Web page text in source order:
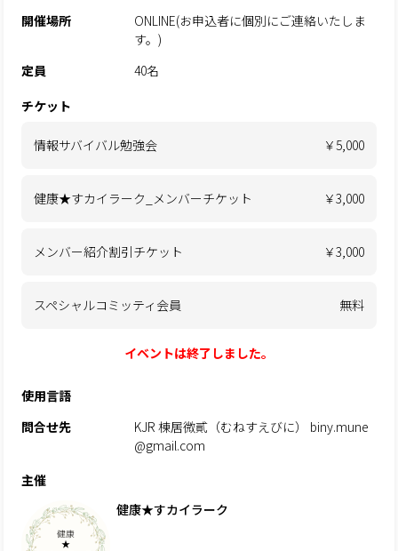
開催場所
ONLINE(お申込者に個別にご連絡いたしま
す。)
定員
40名
チケット
情報サバイバル勉強会 ￥5,000
健康★すカイラーク_メンバーチケット ￥3,000
メンバー紹介割引チケット ￥3,000
スペシャルコミッティ会員 無料
イベントは終了しました。
使用言語
問合せ先
KJR 棟居微貳（むねすえびに） biny.mune
@gmail.com
主催
健康★すカイラーク